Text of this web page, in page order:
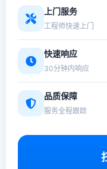
上门服务
工程师快速上门
快速响应
30分钟内响应
品质保障
服务全程跟踪